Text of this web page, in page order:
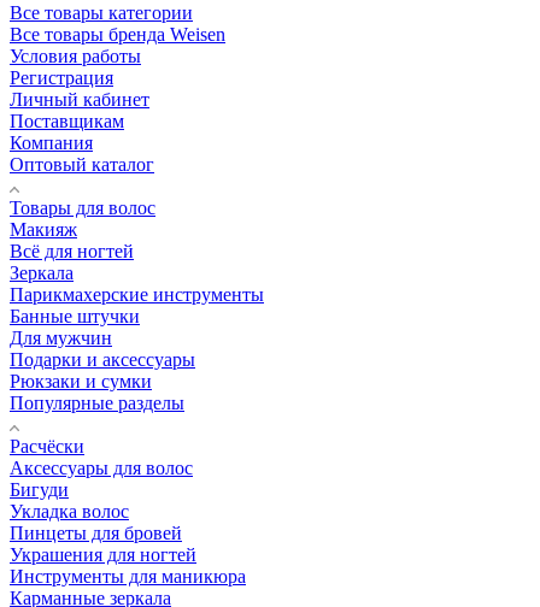
Все товары категории
Все товары бренда Weisen
Условия работы
Регистрация
Личный кабинет
Поставщикам
Компания
Оптовый каталог
Товары для волос
Макияж
Всё для ногтей
Зеркала
Парикмахерские инструменты
Банные штучки
Для мужчин
Подарки и аксессуары
Рюкзаки и сумки
Популярные разделы
Расчёски
Аксессуары для волос
Бигуди
Укладка волос
Пинцеты для бровей
Украшения для ногтей
Инструменты для маникюра
Карманные зеркала